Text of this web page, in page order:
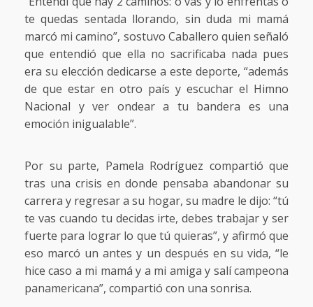
te quedas sentada llorando, sin duda mi mamá
marcó mi camino”, sostuvo Caballero quien señaló
que entendió que ella no sacrificaba nada pues
era su elección dedicarse a este deporte, “además
de que estar en otro país y escuchar el Himno
Nacional y ver ondear a tu bandera es una
emoción inigualable”.
Por su parte, Pamela Rodríguez compartió que
tras una crisis en donde pensaba abandonar su
carrera y regresar a su hogar, su madre le dijo: “tú
te vas cuando tu decidas irte, debes trabajar y ser
fuerte para lograr lo que tú quieras”, y afirmó que
eso marcó un antes y un después en su vida, “le
hice caso a mi mamá y a mi amiga y salí campeona
panamericana”, compartió con una sonrisa.